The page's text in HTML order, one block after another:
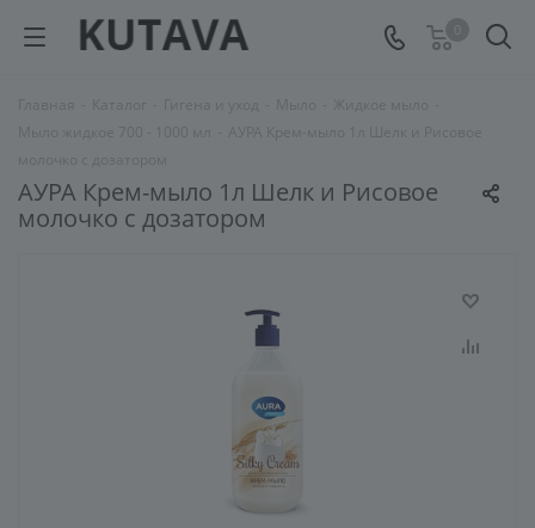
АУРА Крем-мыло 1л Шелк и Рисовое
молочко с дозатором